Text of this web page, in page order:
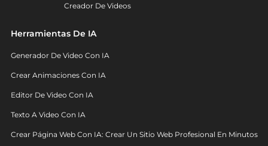
Creador De Videos
Herramientas De IA
Generador De Video Con IA
Crear Animaciones Con IA
Editor De Video Con IA
Texto A Video Con IA
Crear Página Web Con IA: Crear Un Sitio Web Profesional En Minutos